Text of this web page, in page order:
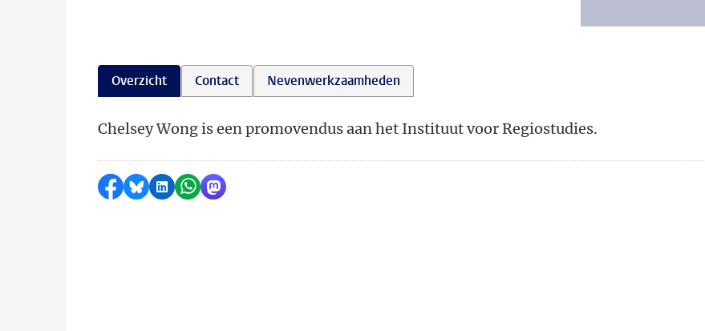
Overzicht Contact Nevenwerkzaamheden
Chelsey Wong is een promovendus aan het Instituut voor Regiostudies.
Delen op Facebook
Delen via Bluesky
Delen op LinkedIn
Delen via WhatsApp
Delen via Mastodon